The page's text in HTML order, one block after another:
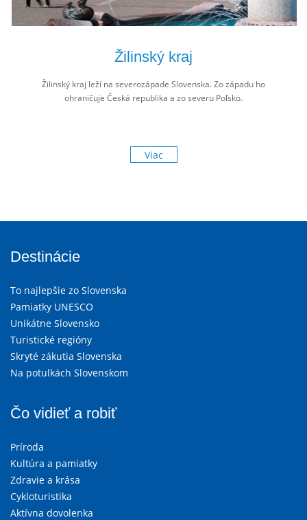
Žilinský kraj
Žilinský kraj leží na severozápade Slovenska. Zo západu ho
ohraničuje Česká republika a zo severu Poľsko.
Viac
Destinácie
To najlepšie zo Slovenska
Pamiatky UNESCO
Unikátne Slovensko
Turistické regióny
Skryté zákutia Slovenska
Na potulkách Slovenskom
Čo vidieť a robiť
Príroda
Kultúra a pamiatky
Zdravie a krása
Cykloturistika
Aktívna dovolenka